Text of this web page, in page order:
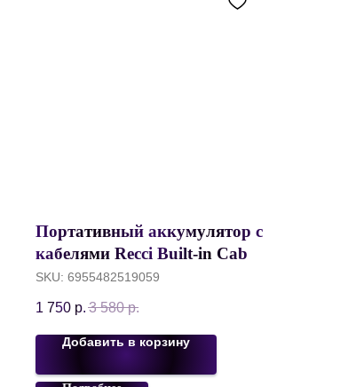
Портативный аккумулятор с
кабелями Recci Built-in Cable,
10000 mAh, c кабелями
USB/microUSB/Lightning/Typ
e-C, Черный, RP01
SKU: 6955482519059
1 750 р. 3 580 р.
Добавить в корзину